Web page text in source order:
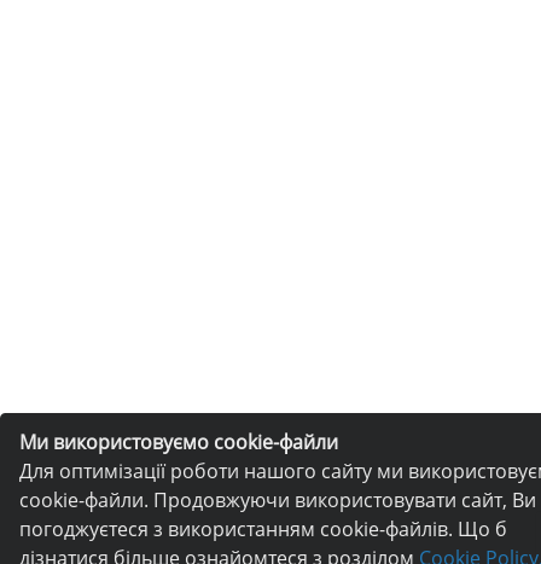
Ми використовуємо cookie-файли
Для оптимізації роботи нашого сайту ми
cookie-файли. Продовжуючи використовувати сайт, Ви
погоджуєтеся з використанням cookie-файлів. Що б
дізнатися більше ознайомтеся з розділом Cookie